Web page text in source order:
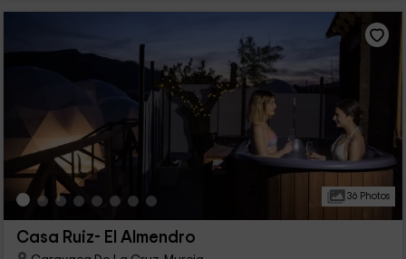
36 Photos
Casa Ruiz- El Almendro